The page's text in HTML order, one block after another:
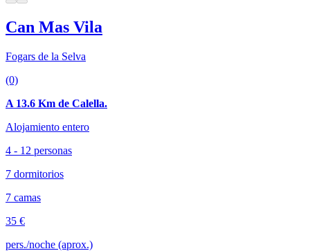
Can Mas Vila
Fogars de la Selva
(0)
A 13.6 Km de Calella.
Alojamiento entero
4 - 12 personas
7 dormitorios
7 camas
35 €
pers./noche (aprox.)